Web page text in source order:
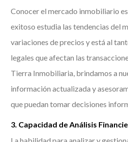
Conocer el mercado inmobiliario
exitoso estudia las tendencias del
variaciones de precios y está al
legales que afectan las
Tierra Inmobiliaria, brindamos a
información actualizada y
que puedan tomar decisiones
3. Capacidad de Análisis